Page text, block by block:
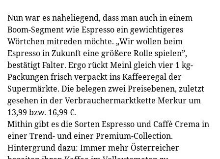
Nun war es naheliegend, dass man auch in einem
Boom-Segment wie Espresso ein gewichtigeres
Wörtchen mitreden möchte. „Wir wollen beim
Espresso in Zukunft eine größere Rolle spielen”,
bestätigt Falter. Ergo rückt Meinl gleich vier 1 kg-
Packungen frisch verpackt ins Kaffeeregal der
Supermärkte. Die belegen zwei Preisebenen, zuletzt
gesehen in der Verbrauchermarktkette Merkur um
13,99 bzw. 16,99 €.
Mithin gibt es die Sorten Espresso und Caffè Crema in
einer Trend- und einer Premium-Collection.
Hintergrund dazu: Immer mehr Österreicher